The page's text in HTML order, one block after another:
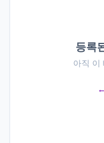
등록
아직 이